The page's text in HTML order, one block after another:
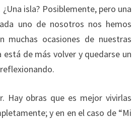
isla? Posiblemente, pero una
uno de nosotros nos hemos
muchas ocasiones de nuestras
está de más volver y quedarse un
Hay obras que es mejor vivirlas
y en en el caso de “Mi